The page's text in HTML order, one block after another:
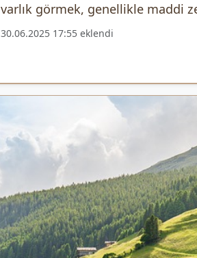
varlık görmek, genellikle maddi
30.06.2025 17:55 eklendi